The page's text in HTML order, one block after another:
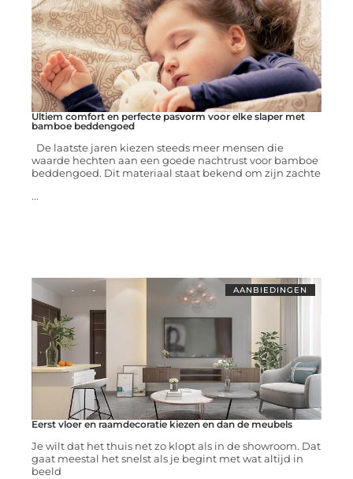
Ultiem comfort en perfecte pasvorm voor elke slaper met
bamboe beddengoed
De laatste jaren kiezen steeds meer mensen die
waarde hechten aan een goede nachtrust voor bamboe
beddengoed. Dit materiaal staat bekend om zijn zachte
...
AANBIEDINGEN
Eerst vloer en raamdecoratie kiezen en dan de meubels
Je wilt dat het thuis net zo klopt als in de showroom. Dat
gaat meestal het snelst als je begint met wat altijd in
beeld